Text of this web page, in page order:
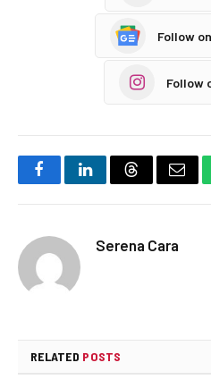
Follow
Follow
FacebookLinkedInThreads
Serena Cara
RELATED POSTS